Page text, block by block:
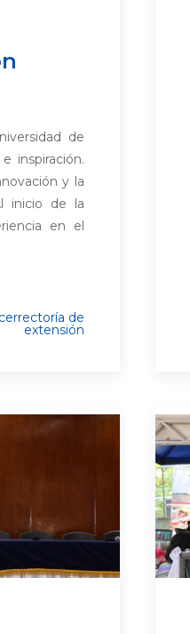
de
inspiración.
y la
inicio de la
en el
de
extensión